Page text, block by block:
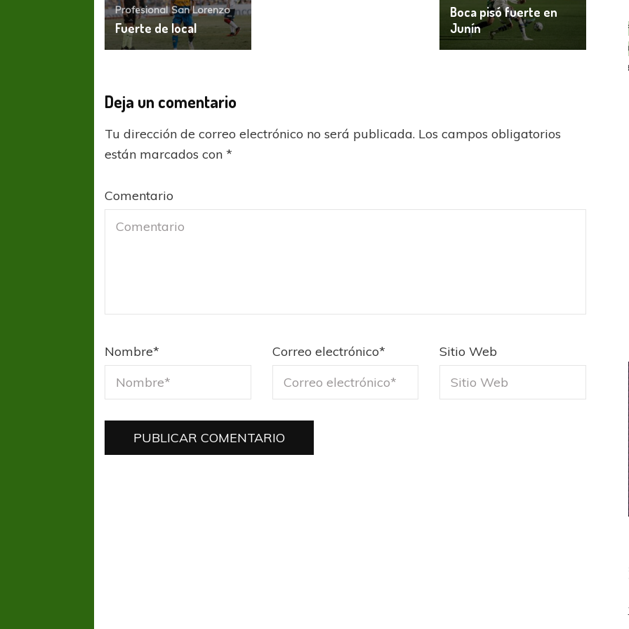
Profesional San Lorenzo
Fuerte de local
Boca pisó fuerte en
Junín
Deja un comentario
Tu dirección de correo electrónico no será publicada. Los campos obligatorios
están marcados con*
Comentario
Nombre* Correo electrónico* Sitio Web
FÚTBOL FEMENINO
OTRAS LIGAS FEM